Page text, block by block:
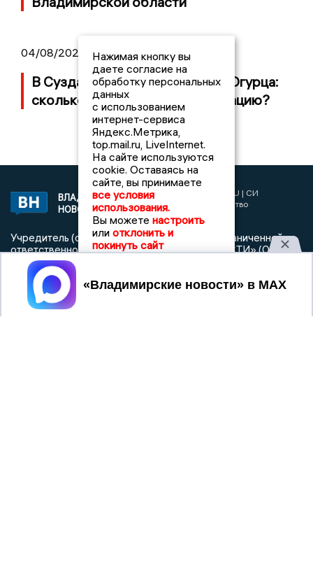
04/08/2026 09:01
В Суздале прошёл Фестиваль Огурца:
сколько потратили на организацию?
ВЛАДИМИРСКИЕ
НОВОСТИ
2017 © NEWSVLADIMIR.RU | СИ
«Информационное агентство
Владимирские новости»
Учредитель (соучредители): Общество с ограниченной
ответственностью «РЕГИОНАЛЬНЫЕ НОВОСТИ» (ОГРН
1107154017354)
Главный редактор: Мазов С. А.
Телефон редакции:
Нажимая кнопку вы
даете согласие на
обработку персональных
данных
с использованием
интернет-сервиса
Яндекс.Метрика,
top.mail.ru, LiveInternet.
На сайте используются
cookie. Оставаясь на
сайте, вы принимаете
все условия
использования.
Вы можете настроить
или отклонить и
покинуть сайт
Принять